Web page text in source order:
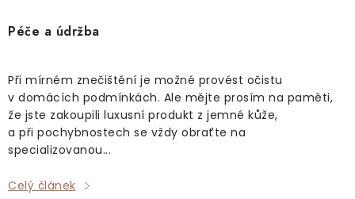
Péče a údržba
Při mírném znečištění je možné provést očistu
v domácích podmínkách. Ale mějte prosím na paměti,
že jste zakoupili luxusní produkt z jemné kůže,
a při pochybnostech se vždy obraťte na
specializovanou...
Celý článek